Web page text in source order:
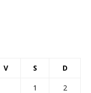
V S D
1
2